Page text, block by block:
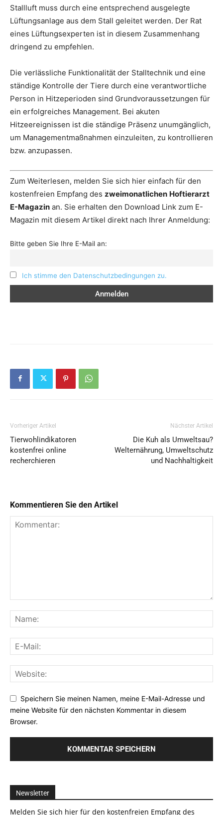
Stallluft muss durch eine entsprechend ausgelegte
Lüftungsanlage aus dem Stall geleitet werden. Der Rat
eines Lüftungsexperten ist in diesem Zusammenhang
dringend zu empfehlen.
Die verlässliche Funktionalität der Stalltechnik und eine
ständige Kontrolle der Tiere durch eine verantwortliche
Person in Hitzeperioden sind Grundvoraussetzungen für
ein erfolgreiches Management. Bei akuten
Hitzeereignissen ist die ständige Präsenz unumgänglich,
um Managementmaßnahmen einzuleiten, zu kontrollieren
bzw. anzupassen.
Zum Weiterlesen, melden Sie sich hier einfach für den
kostenfreien Empfang des zweimonatlichen Hoftierarzt
E-Magazin an. Sie erhalten den Download Link zum E-
Magazin mit diesem Artikel direkt nach Ihrer Anmeldung:
Bitte geben Sie Ihre E-Mail an:
Ich stimme den Datenschutzbedingungen zu.
Vorheriger Artikel
Tierwohlindikatoren
kostenfrei online
recherchieren
Nächster Artikel
Die Kuh als Umweltsau?
Welternährung, Umweltschutz
und Nachhaltigkeit
Kommentieren Sie den Artikel
Speichern Sie meinen Namen, meine E-Mail-Adresse und
meine Website für den nächsten Kommentar in diesem
Browser.
Newsletter
Melden Sie sich hier für den kostenfreien Empfang des